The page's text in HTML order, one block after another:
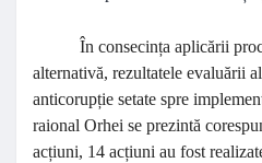
În consecința aplicării
alternativă, rezultatele evaluării
anticorupție setate spre
raional Orhei se prezintă
acțiuni, 14 acțiuni au fost